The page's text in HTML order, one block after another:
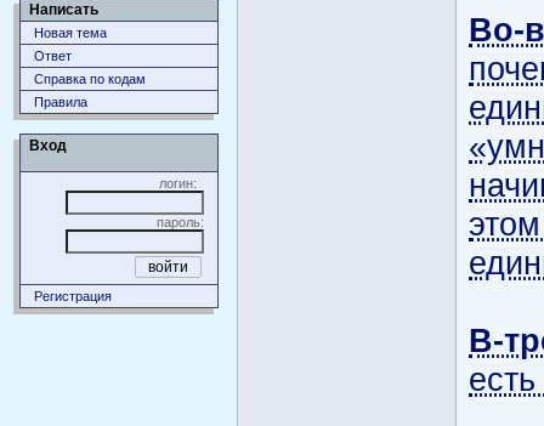
Написать
Новая тема
Ответ
Справка по кодам
Правила
Вход
логин:
пароль:
Регистрация
Во-
В-